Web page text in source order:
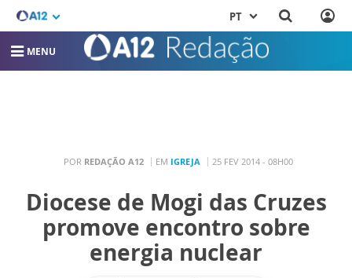
PT
MENU
POR REDAÇÃO A12 EM IGREJA 25 FEV 2014 - 08H00
Diocese de Mogi das Cruzes
promove encontro sobre
energia nuclear